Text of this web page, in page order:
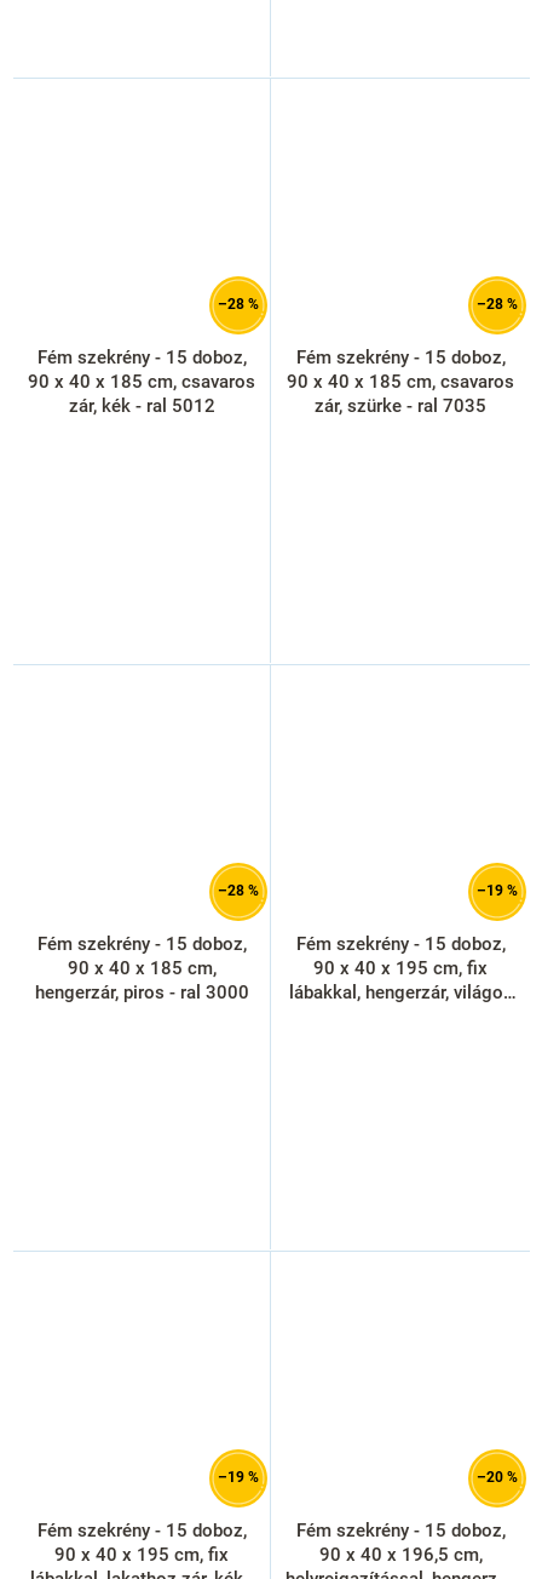
–28 %
Fém szekrény - 15 doboz,
90 x 40 x 185 cm, csavaros
zár, kék - ral 5012
–28 %
Fém szekrény - 15 doboz,
90 x 40 x 185 cm, csavaros
zár, szürke - ral 7035
–28 %
Fém szekrény - 15 doboz,
90 x 40 x 185 cm,
hengerzár, piros - ral 3000
–19 %
Fém szekrény - 15 doboz,
90 x 40 x 195 cm, fix
lábakkal, hengerzár, világos
–19 %
Fém szekrény - 15 doboz,
90 x 40 x 195 cm, fix
–20 %
Fém szekrény - 15 doboz,
90 x 40 x 196,5 cm,